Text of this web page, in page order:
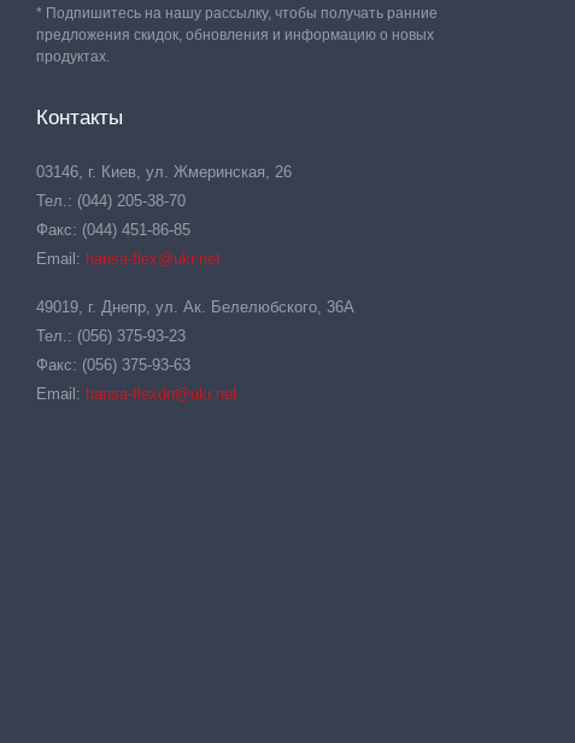
* Подпишитесь на нашу рассылку, чтобы получать ранние
предложения скидок, обновления и информацию о новых
продуктах.
Контакты
03146, г. Киев, ул. Жмеринская, 26
Тел.: (044) 205-38-70
Факс: (044) 451-86-85
Email: hansa-flex@ukr.net
49019, г. Днепр, ул. Ак. Белелюбского, 36А
Тел.: (056) 375-93-23
Факс: (056) 375-93-63
Email: hansa-flexdn@ukr.net